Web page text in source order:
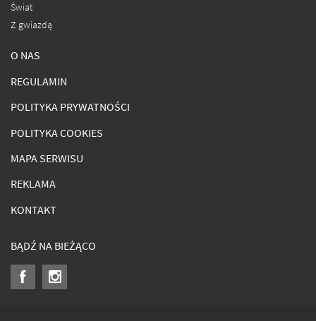
Świat
Z gwiazdą
O NAS
REGULAMIN
POLITYKA PRYWATNOŚCI
POLITYKA COOKIES
MAPA SERWISU
REKLAMA
KONTAKT
BĄDŹ NA BIEŻĄCO